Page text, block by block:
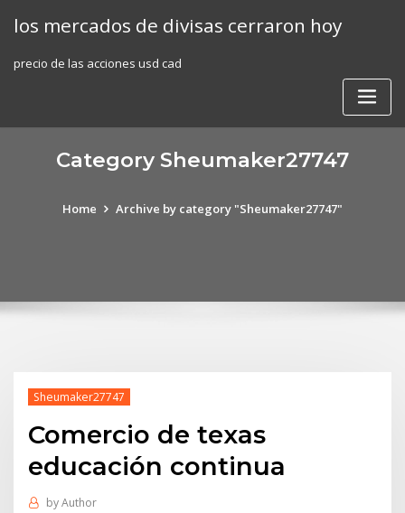
los mercados de divisas cerraron hoy
precio de las acciones usd cad
Category Sheumaker27747
Home Archive by category "Sheumaker27747"
Sheumaker27747
Comercio de texas
educación continua
byAuthor